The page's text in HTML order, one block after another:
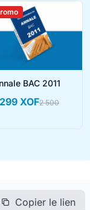
BAC 2011
XOF2 500
Copier le lien